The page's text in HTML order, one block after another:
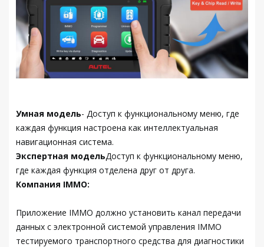
Умная модель- Доступ к функциональному меню, где
каждая функция настроена как интеллектуальная
навигационная система.
Экспертная модельДоступ к функциональному меню,
где каждая функция отделена друг от друга.
Компания IMMO:
Приложение IMMO должно установить канал передачи
данных с электронной системой управления IMMO
тестируемого транспортного средства для диагностики